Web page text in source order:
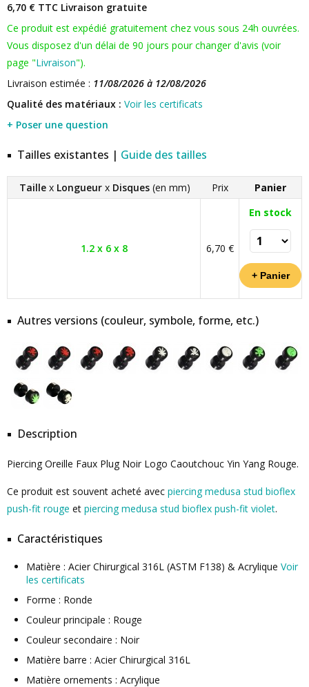
6,70 € TTC Livraison gratuite
Ce produit est expédié gratuitement chez vous sous 24h ouvrées.
Vous disposez d'un délai de 90 jours pour changer d'avis (voir
page "Livraison").
Livraison estimée : 11/08/2026 à 12/08/2026
Qualité des matériaux : Voir les certificats
+ Poser une question
Tailles existantes | Guide des tailles
Taillex Longueurx Disques(en mm) Prix Panier
1.2 x 6 x 8 6,70 €
En stock
Autres versions (couleur, symbole, forme, etc.)
Description
Piercing Oreille Faux Plug Noir Logo Caoutchouc Yin Yang Rouge.
Ce produit est souvent acheté avec piercing medusa stud bioflex
push-fit rouge et piercing medusa stud bioflex push-fit violet.
Caractéristiques
Matière : Acier Chirurgical 316L (ASTM F138) & Acrylique Voir
les certificats
Forme : Ronde
Couleur principale : Rouge
Couleur secondaire : Noir
Matière barre : Acier Chirurgical 316L
Matière ornements : Acrylique